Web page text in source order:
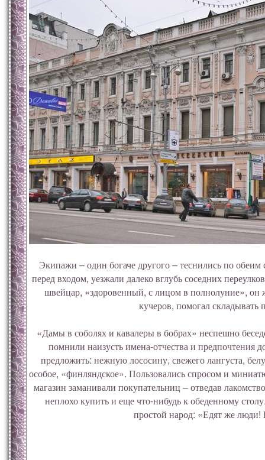
Экипажи – один богаче другого – теснились по
перед входом, уезжали далеко вглубь соседних
швейцар, «здоровенный, с лицом в полнолуние», он
кучеров, помогал складывать
«Дамы в соболях и кавалеры в бобрах» неспешно
помнили наизусть имена-отчества и предпочтения
предложить: нежную лососину, свежего лангуста,
особое, «финляндское». Пользовались спросом и
магазин заманивали покупательниц – отведав
неплохо купить и еще что-нибудь к обеденному
простой народ: «Едят же